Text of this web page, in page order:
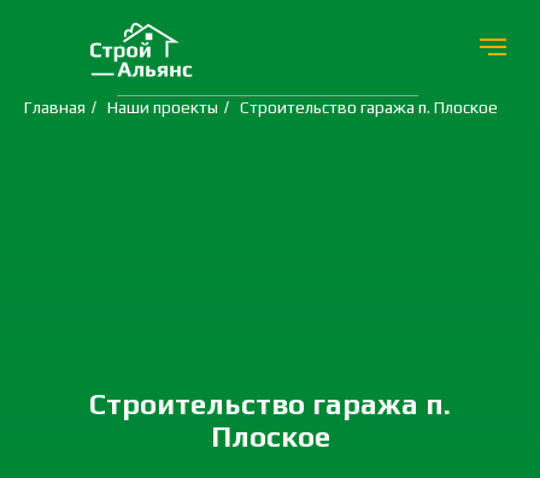
Главная / Наши проекты / Строительство гаража п. Плоское
Строительство гаража п.
Плоское